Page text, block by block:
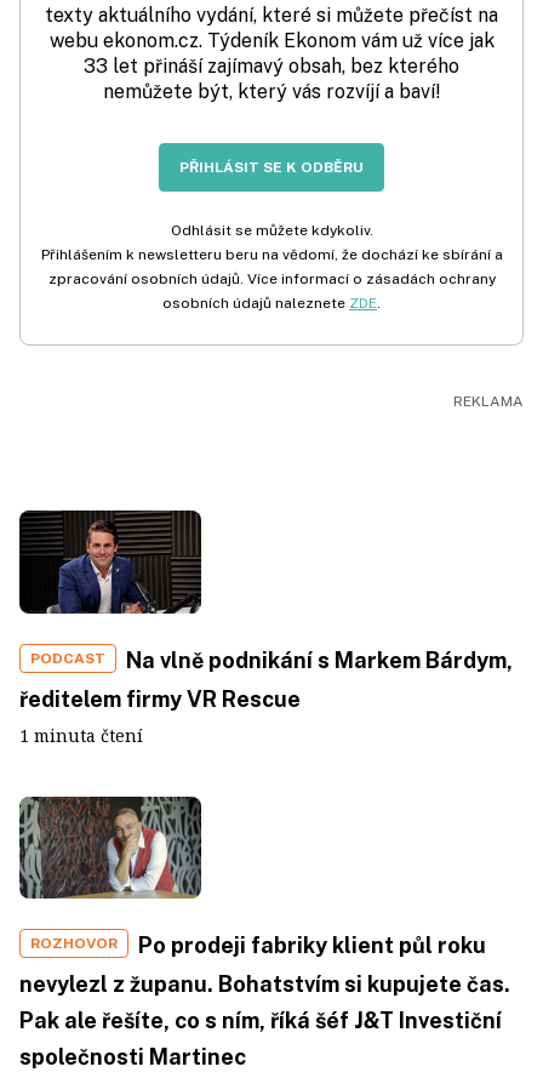
texty aktuálního vydání, které si můžete přečíst na
webu ekonom.cz. Týdeník Ekonom vám už více jak
33 let přináší zajímavý obsah, bez kterého
nemůžete být, který vás rozvíjí a baví!
PŘIHLÁSIT SE K ODBĚRU
Odhlásit se můžete kdykoliv.
Přihlášením k newsletteru beru na vědomí, že dochází ke sbírání a
zpracování osobních údajů. Více informací o zásadách ochrany
osobních údajů naleznete ZDE.
PODCAST
Na vlně podnikání s Markem Bárdym,
ředitelem firmy VR Rescue
1 minuta čtení
ROZHOVOR
Po prodeji fabriky klient půl roku
nevylezl z županu. Bohatstvím si kupujete čas.
Pak ale řešíte, co s ním, říká šéf J&T Investiční
společnosti Martinec